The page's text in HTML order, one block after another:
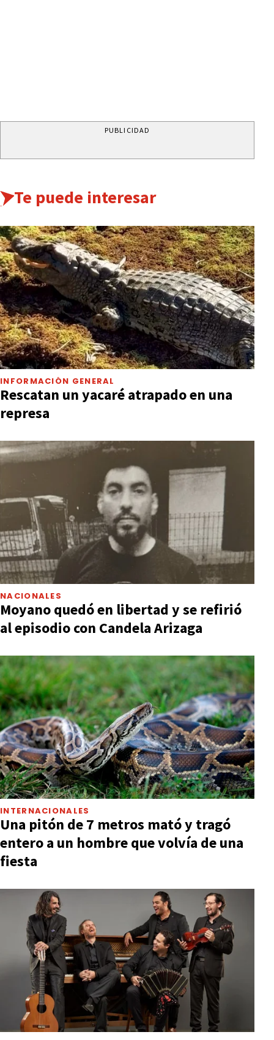
PUBLICIDAD
Te puede interesar
INFORMACIÓN GENERAL
Rescatan un yacaré atrapado en una
represa
NACIONALES
Moyano quedó en libertad y se refirió
al episodio con Candela Arizaga
INTERNACIONALES
Una pitón de 7 metros mató y tragó
entero a un hombre que volvía de una
fiesta